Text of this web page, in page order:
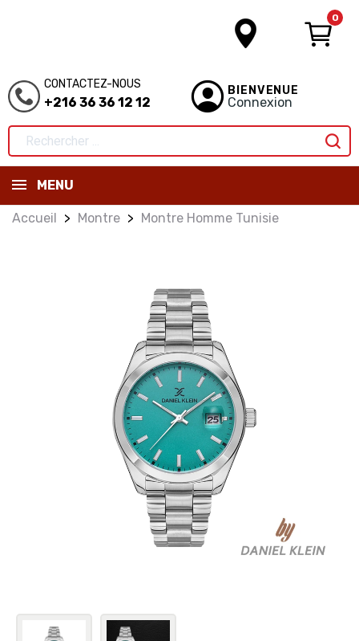
0
CONTACTEZ-NOUS
+216 36 36 12 12
BIENVENUE
Connexion
MENU
Accueil Montre Montre Homme Tunisie